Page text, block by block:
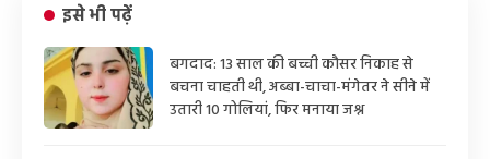
इसे भी पढ़ें
बगदाद: 13 साल की बच्ची कौसर निकाह से
बचना चाहती थी, अब्बा-चाचा-मंगेतर ने सीने में
उतारी 10 गोलियां, फिर मनाया जश्न